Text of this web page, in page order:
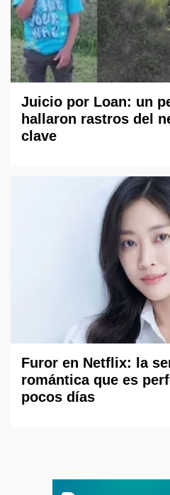
Juicio por Loan: un
hallaron rastros del
clave
Furor en Netflix: la
romántica que es
pocos días